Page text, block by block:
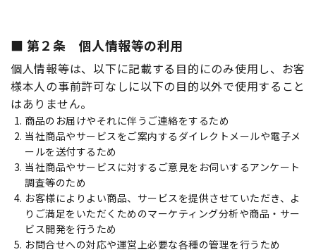
第２条 個人情報等の利用
個人情報等は、以下に記載する目的にのみ使用し、お客
様本人の事前許可なしに以下の目的以外で使用すること
はありません。
商品のお届けやそれに伴うご連絡をするため
当社商品やサービスをご案内するダイレクトメールや電子メ
ールを送付するため
当社商品やサービスに対するご意見をお伺いするアンケート
調査等のため
お客様によりよい商品、サービスを提供させていただき、よ
りご満足をいただくためのマーケティング分析や商品・サー
ビス開発を行うため
お問合せへの対応や運営上必要な各種の管理を行うため